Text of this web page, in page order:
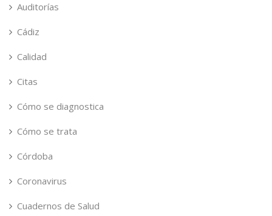
Auditorías
Cádiz
Calidad
Citas
Cómo se diagnostica
Cómo se trata
Córdoba
Coronavirus
Cuadernos de Salud